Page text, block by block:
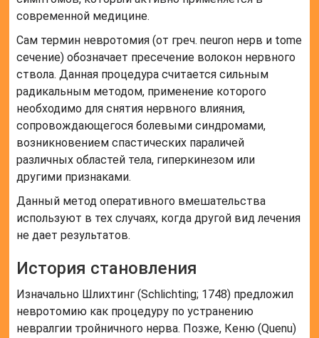
современной медицине.
Сам термин невротомия (от греч. neuron нерв и tome
сечение) обозначает пресечение волокон нервного
ствола. Данная процедура считается сильным
радикальным методом, применение которого
необходимо для снятия нервного влияния,
сопровождающегося болевыми синдромами,
возникновением спастических параличей
различных областей тела, гиперкинезом или
другими признаками.
Данный метод оперативного вмешательства
используют в тех случаях, когда другой вид лечения
не дает результатов.
История становления
Изначально Шлихтинг (Schlichting; 1748) предложил
невротомию как процедуру по устранению
невралгии тройничного нерва. Позже, Кеню (Quenu)